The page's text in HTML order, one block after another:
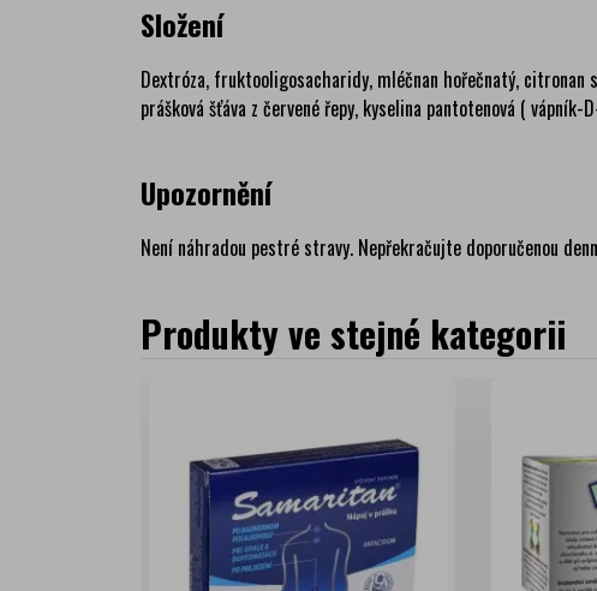
Složení
Dextróza, fruktooligosacharidy, mléčnan hořečnatý,
prášková šťáva z červené řepy, kyselina pantotenová (
Upozornění
Není náhradou pestré stravy. Nepřekračujte doporučenou
Produkty ve stejné kategorii